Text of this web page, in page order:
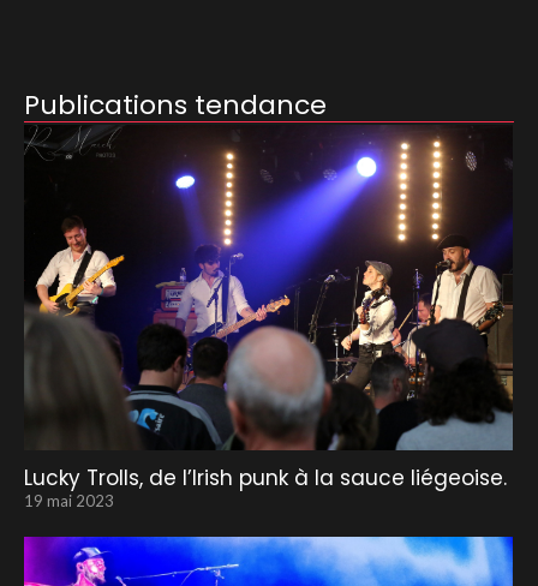
Publications tendance
Lucky Trolls, de l’Irish punk à la sauce liégeoise.
19 mai 2023